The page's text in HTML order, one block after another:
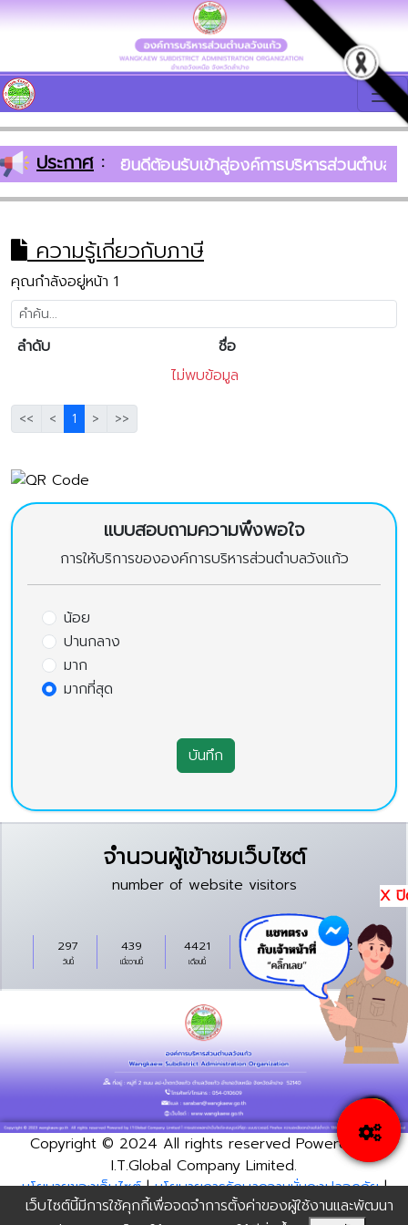
ประกาศ : ยินดีต้อนรับเข้าสู่องค์การบริหารส่วนตำบ
ความรู้เกี่ยวกับภาษี
คุณกำลังอยู่หน้า 1
ลำดับ
ชื่อ
ไม่พบข้อมูล
<< < 1 > >>
แบบสอบถามความพึงพอใจ
การให้บริการขององค์การบริหารส่วนตำบลวังแก้ว
น้อย
ปานกลาง
มาก
มากที่สุด
บันทึก
X
จำนวนผู้เข้าชมเว็บไซต์
number of website visitors
วันนี้
297
เมื่อวานนี้
439
เดือนนี้
4421 112968
ทั้งหมด
316112
Copyright © 2024 All rights reserved Powered by
I.T.Global Company Limited.
นโยบายของเว็บไซต์|นโยบายการรักษาความมั่นคงปลอดภัย|
นโยบายการคุ้มครองข้อมูลส่วนบุุคคล
เว็บไซต์นี้มีการใช้คุกกี้เพื่อจดจำการตั้งค่าของผู้ใช้งานและพัฒนา